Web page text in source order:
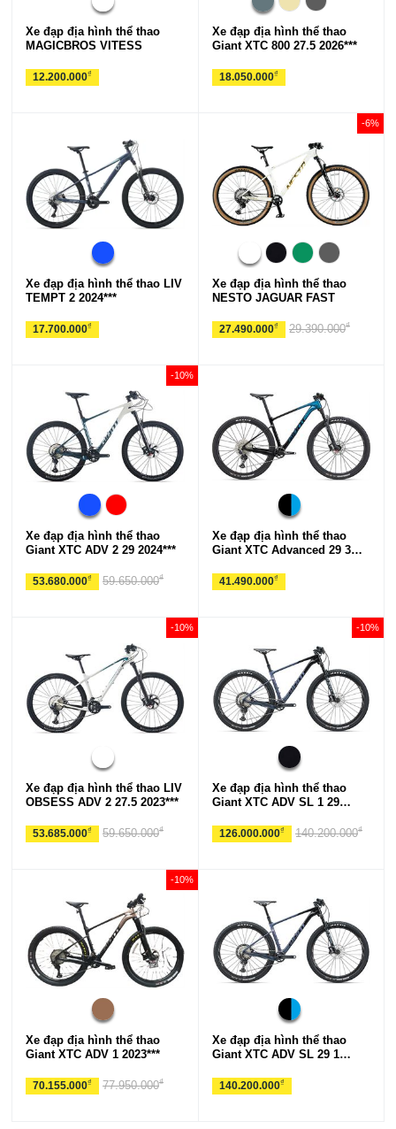
Xe đạp địa hình thể thao
MAGICBROS VITESS
12.200.000₫
Xe đạp địa hình thể thao
Giant XTC 800 27.5 2026***
18.050.000₫
Xe đạp địa hình thể thao LIV
TEMPT 2 2024***
17.700.000₫
Xe đạp địa hình thể thao
NESTO JAGUAR FAST
27.490.000₫
-6%
29.390.000₫
Xe đạp địa hình thể thao
Giant XTC ADV 2 29 2024***
53.680.000₫
-10%
59.650.000₫
Xe đạp địa hình thể thao
Giant XTC Advanced 29 3
41.490.000₫
Xe đạp địa hình thể thao LIV
OBSESS ADV 2 27.5 2023***
53.685.000₫
-10%
59.650.000₫
Xe đạp địa hình thể thao
Giant XTC ADV SL 1 29
126.000.000₫
-10%
140.200.000₫
Xe đạp địa hình thể thao
Giant XTC ADV 1 2023***
70.155.000₫
-10%
77.950.000₫
Xe đạp địa hình thể thao
Giant XTC ADV SL 29 1
140.200.000₫